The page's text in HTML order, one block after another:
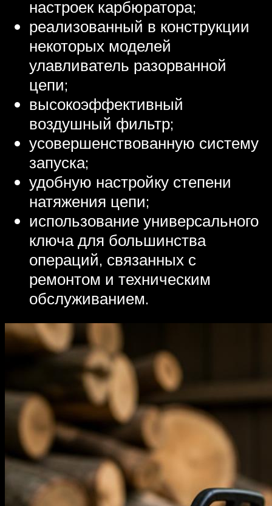
настроек карбюратора;
реализованный в конструкции
некоторых моделей
улавливатель разорванной
цепи;
высокоэффективный
воздушный фильтр;
усовершенствованную систему
запуска;
удобную настройку степени
натяжения цепи;
использование универсального
ключа для большинства
операций, связанных с
ремонтом и техническим
обслуживанием.